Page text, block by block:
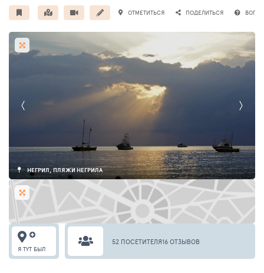
ОТМЕТИТЬСЯ ПОДЕЛИТЬСЯ
НЕГРИЛ, ПЛЯЖИ НЕГРИЛА
52 ПОСЕТИТЕЛЯ16 ОТЗЫВОВ
Я ТУТ БЫЛ